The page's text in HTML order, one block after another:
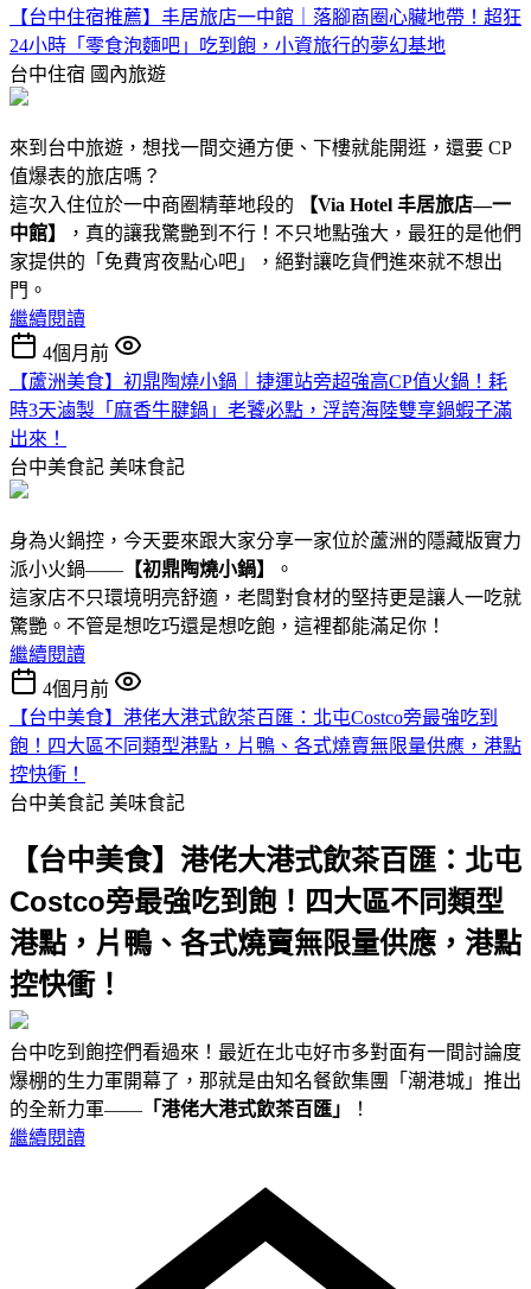
【台中住宿推薦】丰居旅店一中館｜落腳商圈心臟地帶！超狂
24小時「零食泡麵吧」吃到飽，小資旅行的夢幻基地
台中住宿 國內旅遊
來到台中旅遊，想找一間交通方便、下樓就能開逛，還要 CP
值爆表的旅店嗎？
這次入住位於一中商圈精華地段的
【Via Hotel 丰居旅店—一
中館】
，真的讓我驚艷到不行！不只地點強大，最狂的是他們
家提供的「免費宵夜點心吧」，絕對讓吃貨們進來就不想出
門。
繼續閱讀
4個月前
【蘆洲美食】初鼎陶燒小鍋｜捷運站旁超強高CP值火鍋！耗
時3天滷製「麻香牛腱鍋」老饕必點，浮誇海陸雙享鍋蝦子滿
出來！
台中美食記 美味食記
身為火鍋控，今天要來跟大家分享一家位於蘆洲的隱藏版實力
派小火鍋—— 【初鼎陶燒小鍋】
。
這家店不只環境明亮舒適，老闆對食材的堅持更是讓人一吃就
驚艷。不管是想吃巧還是想吃飽，這裡都能滿足你！
繼續閱讀
4個月前
【台中美食】港佬大港式飲茶百匯：北屯Costco旁最強吃到
飽！四大區不同類型港點 ，片鴨、各式燒賣無限量供應，港點
控快衝！
台中美食記 美味食記
【台中美食】港佬大港式飲茶百匯：北屯
Costco旁最強吃到飽！四大區不同類型
港點，片鴨、各式燒賣無限量供應，港點
控快衝！
台中吃到飽控們看過來！最近在北屯好市多對面有一間討論度
爆棚的生力軍開幕了，那就是由知名餐飲集團「潮港城」推出
的全新力軍—— 「港佬大港式飲茶百匯」
！
繼續閱讀